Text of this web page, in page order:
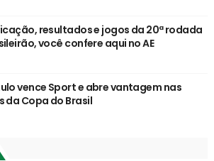
resultados e jogos da 20ª rodada
você confere aqui no AE
vence Sport e abre vantagem nas
da Copa do Brasil